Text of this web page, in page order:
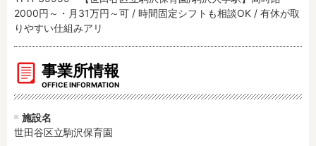
2000円～・月31万円～可 / 時間固定シフトも相談OK / 有休が取
りやすい仕組みアリ
事業所情報
OFFICE INFORMATION
施設名
世田谷区立駒沢保育園